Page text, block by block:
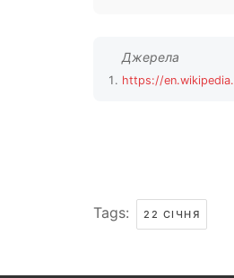
https://
Tags: 22 СІЧНЯ